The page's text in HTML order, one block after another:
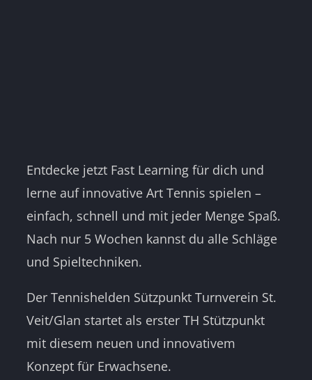
Entdecke jetzt Fast Learning für dich und
lerne auf innovative Art Tennis spielen –
einfach, schnell und mit jeder Menge Spaß.
Nach nur 5 Wochen kannst du alle Schläge
und Spieltechniken.
Der Tennishelden Sützpunkt Turnverein St.
Veit/Glan startet als erster TH Stützpunkt
mit diesem neuen und innovativem
Konzept für Erwachsene.